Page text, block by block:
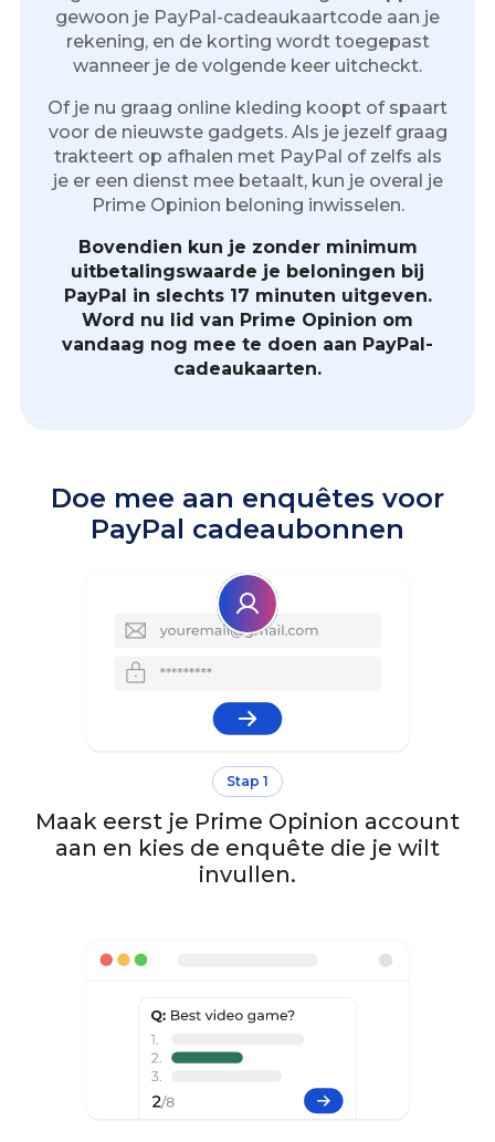
gewoon je PayPal-cadeaukaartcode aan je
rekening, en de korting wordt toegepast
wanneer je de volgende keer uitcheckt.
Of je nu graag online kleding koopt of spaart
voor de nieuwste gadgets. Als je jezelf graag
trakteert op afhalen met PayPal of zelfs als
je er een dienst mee betaalt, kun je overal je
Prime Opinion beloning inwisselen.
Bovendien kun je zonder minimum
uitbetalingswaarde je beloningen bij
PayPal in slechts 17 minuten uitgeven.
Word nu lid van Prime Opinion om
vandaag nog mee te doen aan PayPal-
cadeaukaarten.
Doe mee aan enquêtes voor
PayPal cadeaubonnen
Stap 1
Maak eerst je Prime Opinion account
aan en kies de enquête die je wilt
invullen.